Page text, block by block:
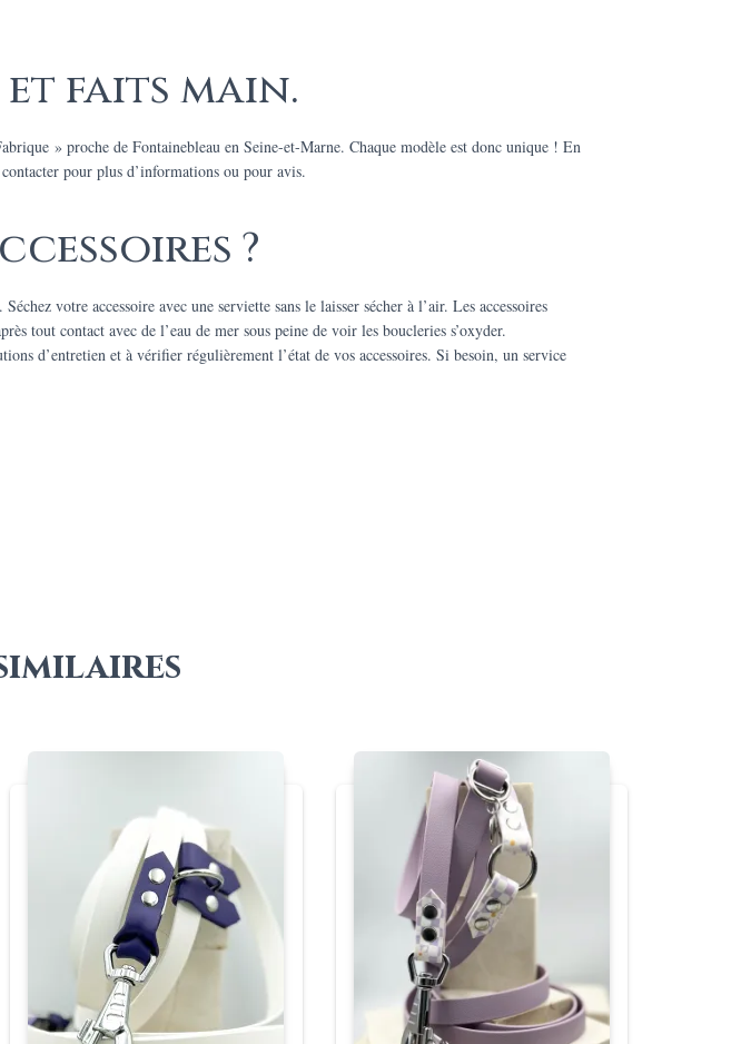
et faits main.
» proche de Fontainebleau en Seine-et-Marne. Chaque modèle est donc unique ! En
pour plus d’informations ou pour avis.
?
votre accessoire avec une serviette sans le laisser sécher à l’air. Les accessoires
tout contact avec de l’eau de mer sous peine de voir les boucleries s’oxyder.
d’entretien et à vérifier régulièrement l’état de vos accessoires. Si besoin, un service